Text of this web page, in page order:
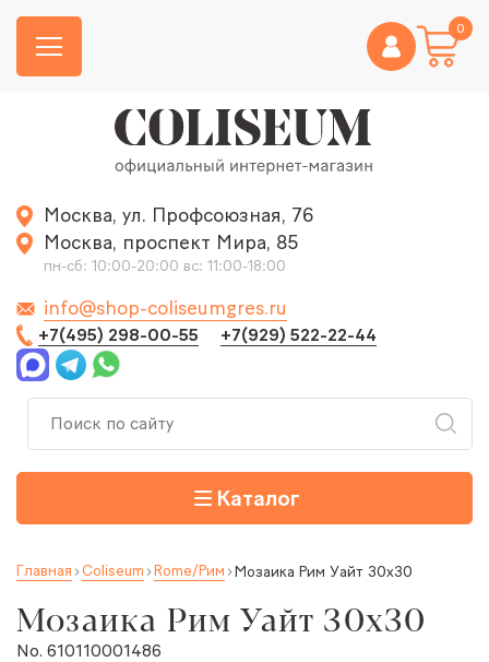
0
Москва, ул. Профсоюзная, 76
Москва, проспект Мира, 85
пн-сб: 10:00-20:00 вс: 11:00-18:00
info@shop-coliseumgres.ru
+7(495) 298-00-55 +7(929) 522-22-44
Каталог
Главная Coliseum Rome/Рим Мозаика Рим Уайт 30x30
Мозаика Рим Уайт 30x30
No. 610110001486